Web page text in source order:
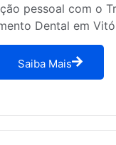
pessoal com o
Dental em
Saiba Mais